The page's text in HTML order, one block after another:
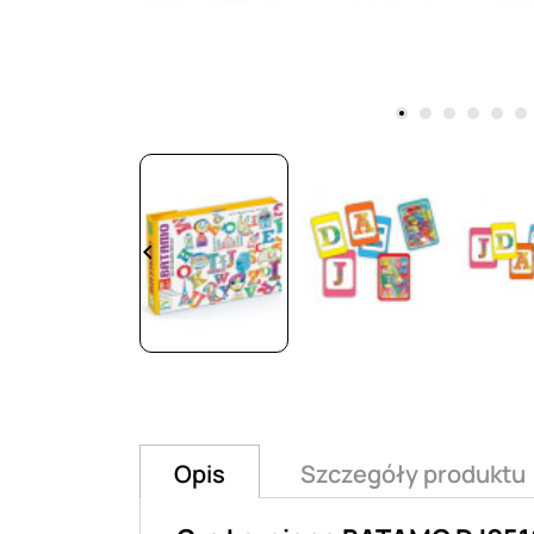
keyboard_arrow_left
Opis Szczegóły produktu